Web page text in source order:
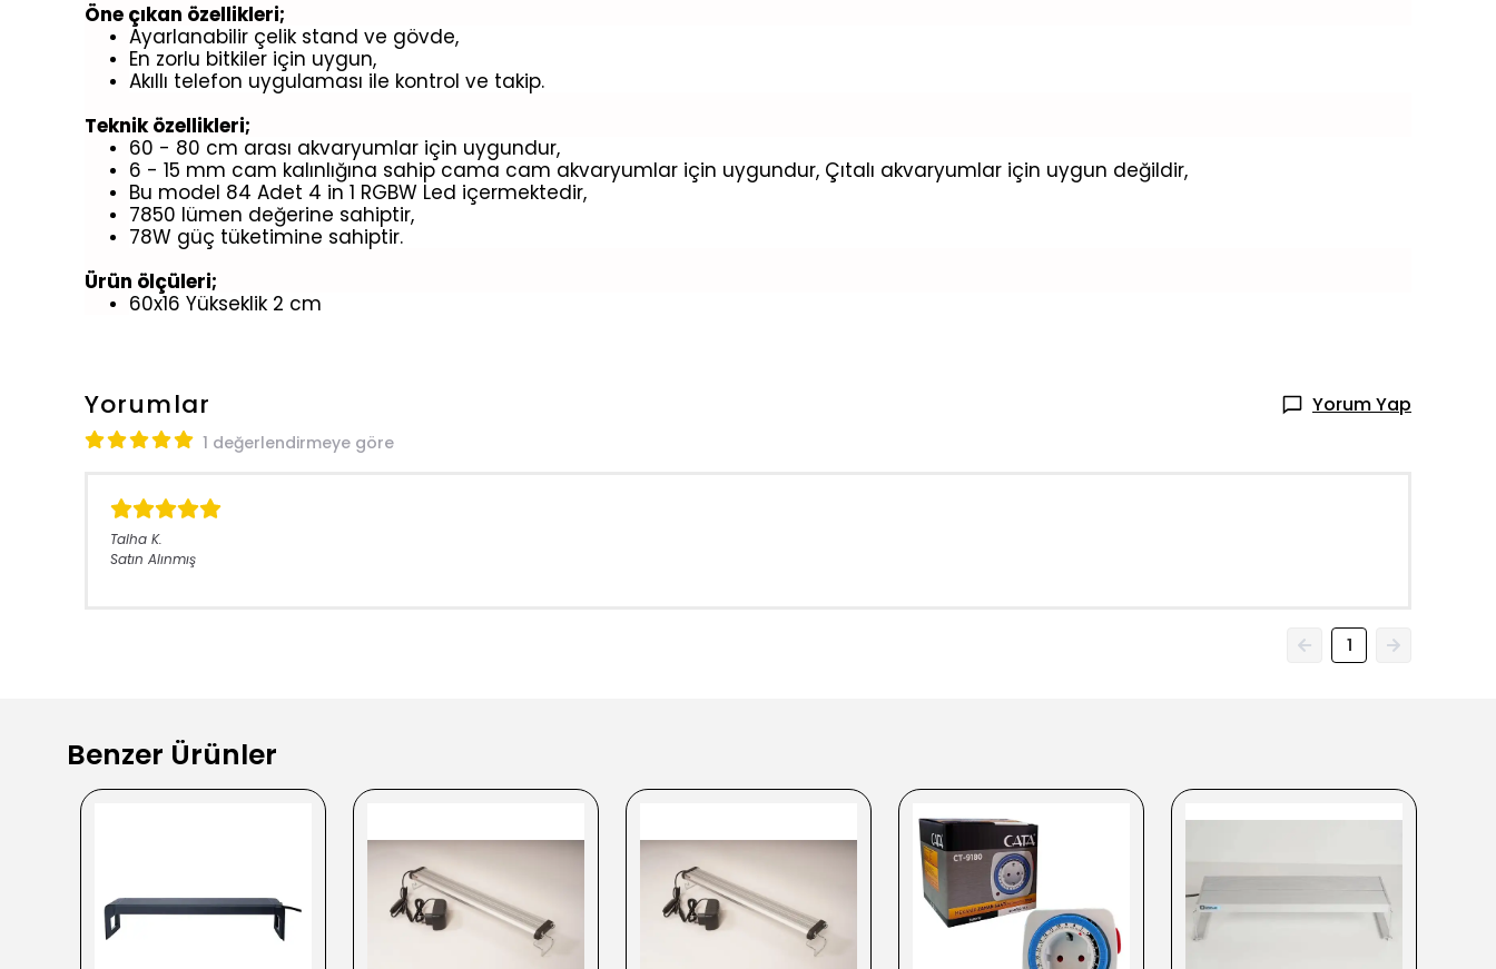
Öne çıkan özellikleri;
Ayarlanabilir çelik stand ve gövde,
En zorlu bitkiler için uygun,
Akıllı telefon uygulaması ile kontrol ve takip.
Teknik özellikleri;
60 - 80 cm arası akvaryumlar için uygundur,
6 - 15 mm cam kalınlığına sahip cama cam akvaryumlar için uygundur, Çıtalı akvaryumlar için uygun değildir,
Bu model 84 Adet 4 in 1 RGBW Led içermektedir,
7850 lümen değerine sahiptir,
78W güç tüketimine sahiptir.
Ürün ölçüleri;
60x16 Yükseklik 2 cm
Yorumlar Yorum Yap
1 değerlendirmeye göre
Talha K.
Satın Alınmış
1
Benzer Ürünler